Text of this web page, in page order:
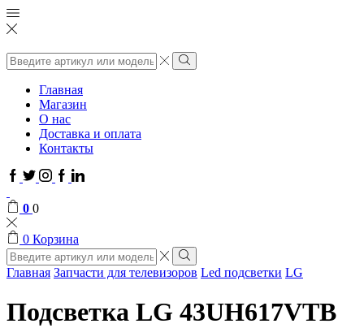
Поиск
ввода
Поиск
Главная
Магазин
О нас
Доставка и оплата
Контакты
Facebook
TwitterInstagram
GoogleLinkedin
0 0
0 Корзина
Поиск
ввода
Поиск
Главная Запчасти для телевизоров Led подсветки LG
Подсветка LG 43UH617VTB